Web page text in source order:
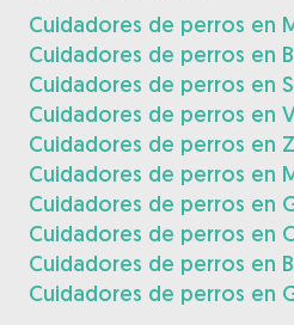
Cuidadores de perros en
Cuidadores de perros en
Cuidadores de perros en
Cuidadores de perros en
Cuidadores de perros en
Cuidadores de perros en
Cuidadores de perros en
Cuidadores de perros en
Cuidadores de perros en
Cuidadores de perros en